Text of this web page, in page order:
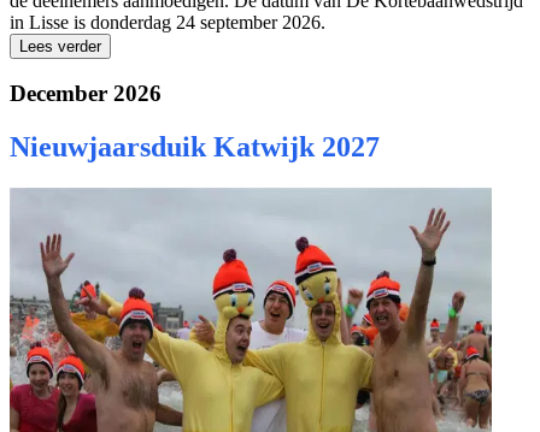
in Lisse is donderdag 24 september 2026.
Lees verder
December 2026
Nieuwjaarsduik Katwijk 2027